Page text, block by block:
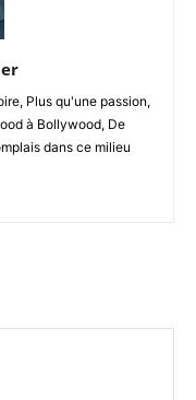
Plus qu'une passion,
à Bollywood, De
dans ce milieu